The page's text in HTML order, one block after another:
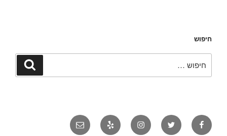
חיפוש
חיפוש
פייסבוק טוויטר אינסטגרם יאלפ אימייל